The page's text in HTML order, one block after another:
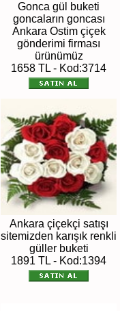
Gonca gül buketi
goncaların goncası
Ankara Ostim çiçek
gönderimi firması
ürünümüz
1658 TL - Kod:3714
Ankara çiçekçi satışı
sitemizden karışık renkli
güller buketi
1891 TL - Kod:1394